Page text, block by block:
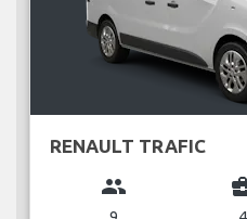
RENAULT TRAFIC
group